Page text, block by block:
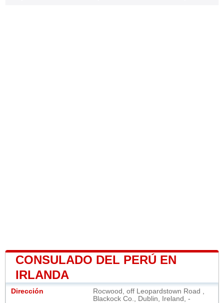
CONSULADO DEL PERÚ EN
IRLANDA
Dirección
Rocwood, off Leopardstown Road ,
Blackock Co., Dublin, Ireland, -